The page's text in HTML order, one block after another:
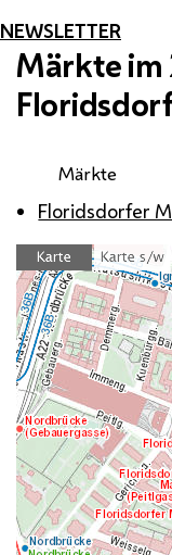
NEWSLETTER
Märkte im
Märkte
Floridsdorfer